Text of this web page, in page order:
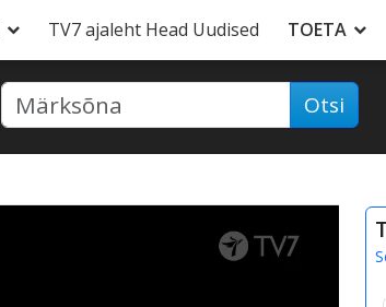
TV7 ajaleht Head Uudised TOETA
Otsi